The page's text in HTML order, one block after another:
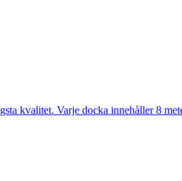
kvalitet. Varje docka innehåller 8